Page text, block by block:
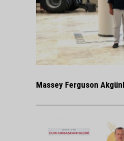
Massey Ferguson